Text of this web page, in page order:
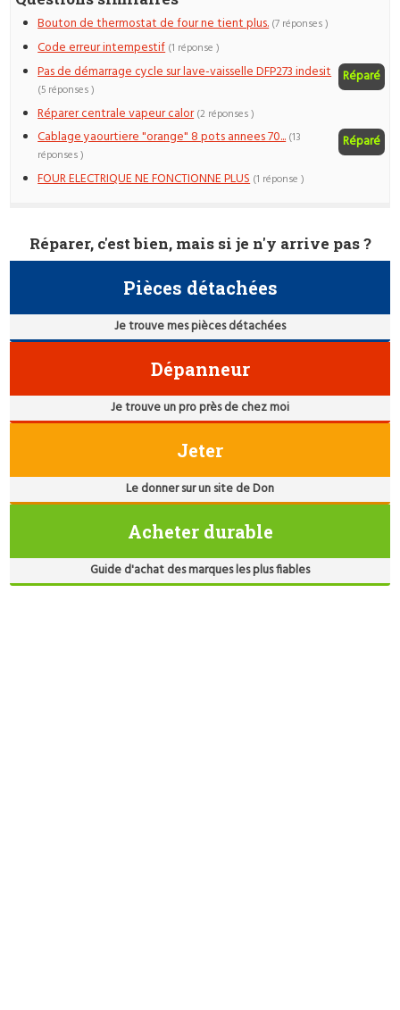
Bouton de thermostat de four ne tient plus. (7 réponses )
Code erreur intempestif (1 réponse )
Pas de démarrage cycle sur lave-vaisselle DFP273 indesit Réparé
(5 réponses )
Réparer centrale vapeur calor (2 réponses )
Cablage yaourtiere "orange" 8 pots annees 70... Réparé
(13
réponses )
FOUR ELECTRIQUE NE FONCTIONNE PLUS (1 réponse )
Réparer, c'est bien, mais si je n'y arrive pas ?
Pièces détachées
Je trouve mes pièces détachées
Dépanneur
Je trouve un pro près de chez moi
Jeter
Le donner sur un site de Don
Acheter durable
Guide d'achat des marques les plus fiables